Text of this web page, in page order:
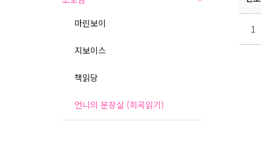
마린보이
지보이스
책읽당
언니의 분장실 (희곡읽기)
1